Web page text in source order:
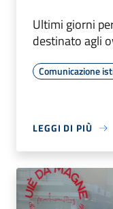
Ultimi giorni
destinato agli
Comunicazione
LEGGI DI PIÙ